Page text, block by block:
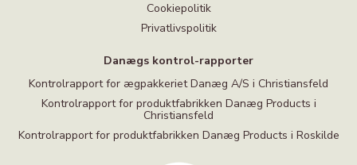
Cookiepolitik
Privatlivspolitik
Danægs kontrol-rapporter
Kontrolrapport for ægpakkeriet Danæg A/S i Christiansfeld
Kontrolrapport for produktfabrikken Danæg Products i
Christiansfeld
Kontrolrapport for produktfabrikken Danæg Products i Roskilde